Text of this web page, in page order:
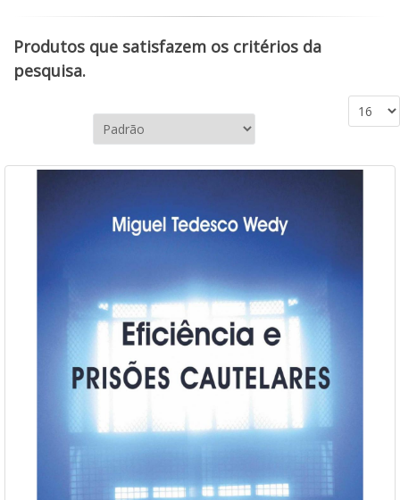
Produtos que satisfazem os critérios da
pesquisa.